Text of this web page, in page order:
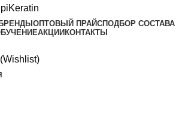
БРЕНДЫ ОПТОВЫЙ ПРАЙСПОДБОР СОСТАВА
АКЦИИ КОНТАКТЫ